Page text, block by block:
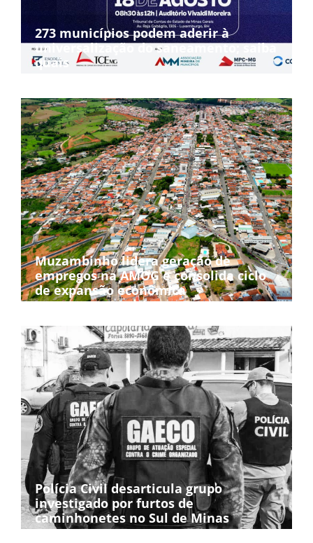
273 municípios podem aderir à
universalização do saneamento; saiba
quais
Muzambinho lidera geração de
empregos na AMOG e consolida ciclo
de expansão econômica
Polícia Civil desarticula grupo
investigado por furtos de
caminhonetes no Sul de Minas